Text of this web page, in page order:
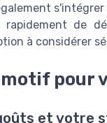
rapidement de
à considérer
pour
et votre